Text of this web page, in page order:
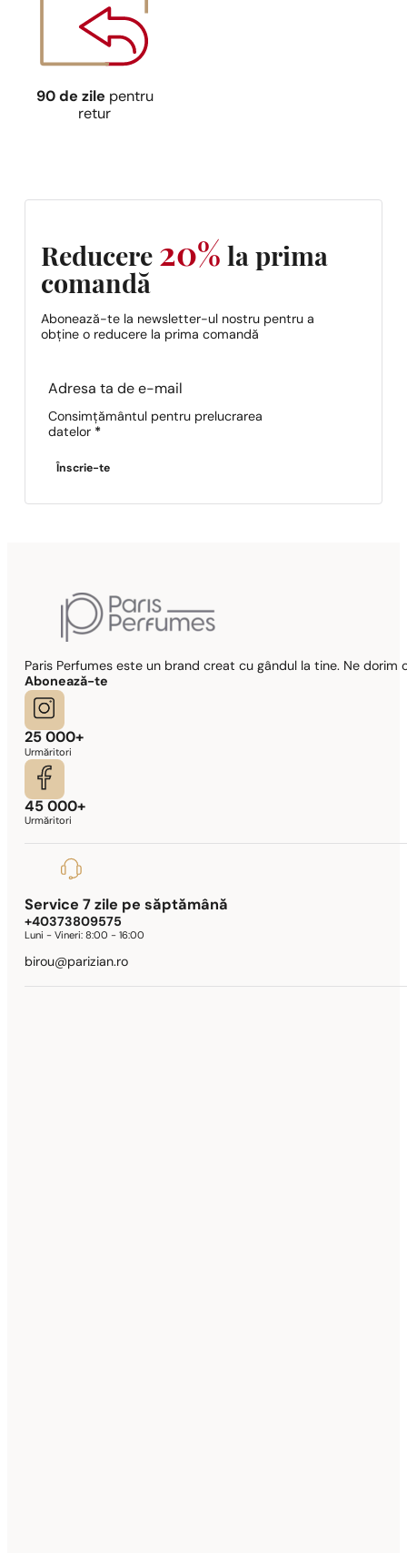
90 de zile pentru
retur
Reducere 20% la prima
comandă
Abonează-te la newsletter-ul nostru pentru a
obține o reducere la prima comandă
Section
Consimțământul pentru prelucrarea
datelor *
Înscrie-te
Paris Perfumes este un brand creat cu gândul la tine. Ne
Abonează-te
25 000+
Urmăritori
45 000+
Urmăritori
Service 7 zile pe săptămână
+40373809575
Luni - Vineri:8:00 - 16:00
birou@parizian.ro